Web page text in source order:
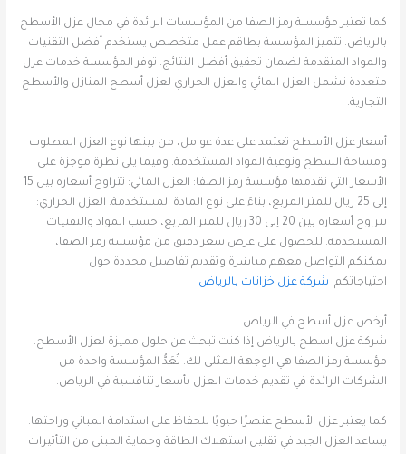
كما تعتبر مؤسسة رمز الصفا من المؤسسات الرائدة في مجال عزل الأسطح
بالرياض. تتميز المؤسسة بطاقم عمل متخصص يستخدم أفضل التقنيات
والمواد المتقدمة لضمان تحقيق أفضل النتائج. توفر المؤسسة خدمات عزل
متعددة تشمل العزل المائي والعزل الحراري لعزل أسطح المنازل والأسطح
التجارية.
أسعار عزل الأسطح تعتمد على عدة عوامل، من بينها نوع العزل المطلوب
ومساحة السطح ونوعية المواد المستخدمة. وفيما يلي نظرة موجزة على
الأسعار التي تقدمها مؤسسة رمز الصفا: العزل المائي: تتراوح أسعاره بين 15
إلى 25 ريال للمتر المربع، بناءً على نوع المادة المستخدمة. العزل الحراري:
تتراوح أسعاره بين 20 إلى 30 ريال للمتر المربع، حسب المواد والتقنيات
المستخدمة. للحصول على عرض سعر دقيق من مؤسسة رمز الصفا،
يمكنكم التواصل معهم مباشرة وتقديم تفاصيل محددة حول
احتياجاتكم. شركة عزل خزانات بالرياض
أرخص عزل أسطح في الرياض
شركة عزل اسطح بالرياض إذا كنت تبحث عن حلول مميزة لعزل الأسطح،
مؤسسة رمز الصفا هي الوجهة المثلى لك. تُعَدُّ المؤسسة واحدة من
الشركات الرائدة في تقديم خدمات العزل بأسعار تنافسية في الرياض.
كما يعتبر عزل الأسطح عنصرًا حيويًا للحفاظ على استدامة المباني وراحتها.
يساعد العزل الجيد في تقليل استهلاك الطاقة وحماية المبنى من التأثيرات